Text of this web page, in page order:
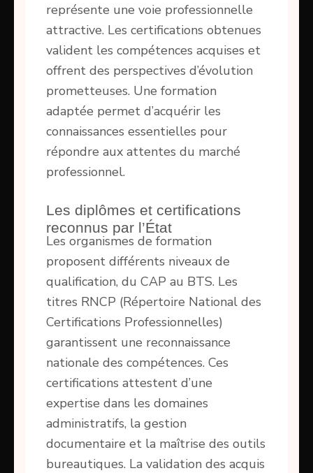
représente une voie professionnelle
attractive. Les certifications obtenues
valident les compétences acquises et
offrent des perspectives d’évolution
prometteuses. Une formation
adaptée permet d’acquérir les
connaissances essentielles pour
répondre aux attentes du marché
professionnel.
Les diplômes et certifications
reconnus par l’État
Les organismes de formation
proposent différents niveaux de
qualification, du CAP au BTS. Les
titres RNCP (Répertoire National des
Certifications Professionnelles)
garantissent une reconnaissance
nationale des compétences. Ces
certifications attestent d’une
expertise dans les domaines
administratifs, la gestion
documentaire et la maîtrise des outils
bureautiques. La validation des acquis